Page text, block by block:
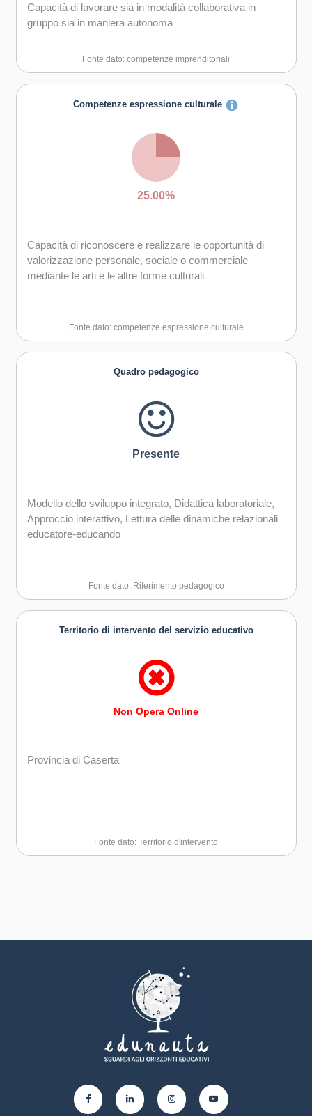
Capacità di lavorare sia in modalità collaborativa in
gruppo sia in maniera autonoma
Fonte dato: competenze imprenditoriali
Competenze espressione culturale
25.00%
Capacità di riconoscere e realizzare le opportunità di
valorizzazione personale, sociale o commerciale
mediante le arti e le altre forme culturali
Fonte dato: competenze espressione culturale
Quadro pedagogico
Presente
Modello dello sviluppo integrato, Didattica laboratoriale,
Approccio interattivo, Lettura delle dinamiche relazionali
educatore-educando
Fonte dato: Riferimento pedagogico
Territorio di intervento del servizio educativo
Non Opera Online
Provincia di Caserta
Fonte dato: Territorio d'intervento